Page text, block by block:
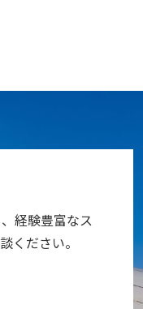
経験豊富なス
ください。